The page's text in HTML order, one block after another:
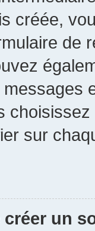
créée,
de
sur
un